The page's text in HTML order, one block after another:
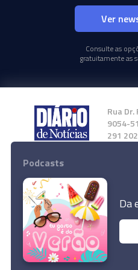
Ver
Consulte as
gratuitamente as
Rua
9054-
291
Instale a
© 2024 Empresa
Todos os
Podcasts
Da